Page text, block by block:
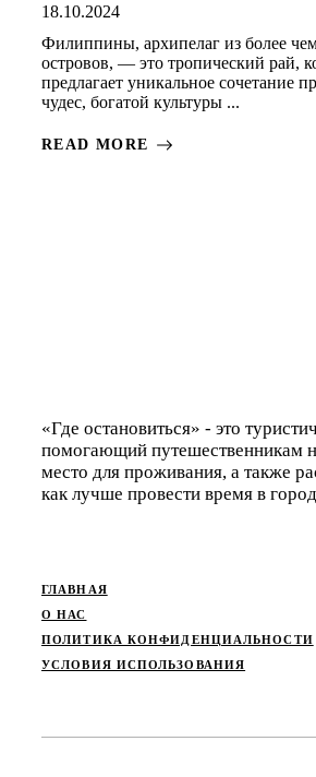
18.10.2024
Филиппины, архипелаг из более
островов, — это тропический рай,
предлагает уникальное сочетание
чудес, богатой культуры ...
READ MORE
«‎Где остановиться» - это
помогающий путешественникам
место для проживания, а также
как лучше провести время в
ГЛАВНАЯ
О НАС
ПОЛИТИКА КОНФИДЕНЦИАЛЬНОСТИ
УСЛОВИЯ ИСПОЛЬЗОВАНИЯ